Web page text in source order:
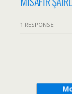
1 RESPONSE